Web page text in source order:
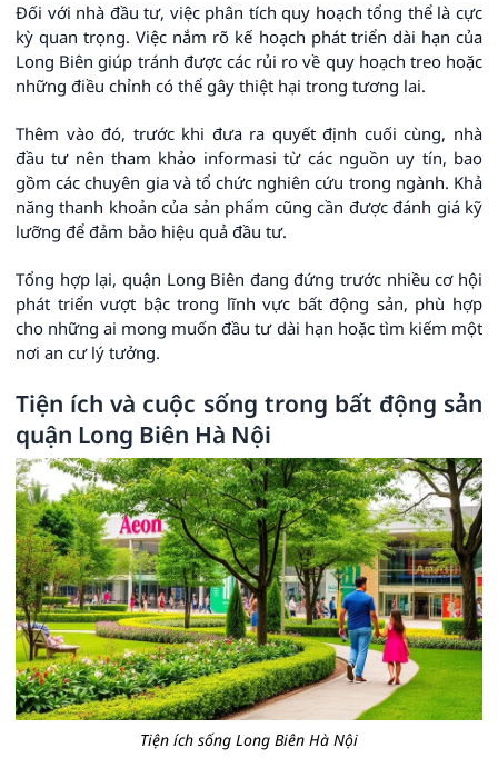
Đối với nhà đầu tư, việc phân tích quy hoạch tổng thể là cực
kỳ quan trọng. Việc nắm rõ kế hoạch phát triển dài hạn của
Long Biên giúp tránh được các rủi ro về quy hoạch treo hoặc
những điều chỉnh có thể gây thiệt hại trong tương lai.
Thêm vào đó, trước khi đưa ra quyết định cuối cùng, nhà
đầu tư nên tham khảo informasi từ các nguồn uy tín, bao
gồm các chuyên gia và tổ chức nghiên cứu trong ngành. Khả
năng thanh khoản của sản phẩm cũng cần được đánh giá kỹ
lưỡng để đảm bảo hiệu quả đầu tư.
Tổng hợp lại, quận Long Biên đang đứng trước nhiều cơ hội
phát triển vượt bậc trong lĩnh vực bất động sản, phù hợp
cho những ai mong muốn đầu tư dài hạn hoặc tìm kiếm một
nơi an cư lý tưởng.
Tiện ích và cuộc sống trong bất động sản
quận Long Biên Hà Nội
Tiện ích sống Long Biên Hà Nội